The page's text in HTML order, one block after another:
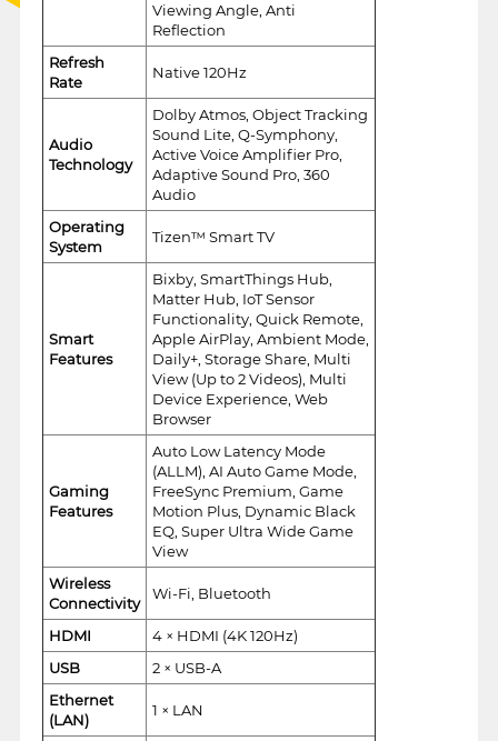
Viewing Angle, Anti
Reflection
Refresh
Rate
Native 120Hz
Audio
Technology
Dolby Atmos, Object Tracking
Sound Lite, Q-Symphony,
Active Voice Amplifier Pro,
Adaptive Sound Pro, 360
Audio
Operating
System
Tizen™ Smart TV
Smart
Features
Bixby, SmartThings Hub,
Matter Hub, IoT Sensor
Functionality, Quick Remote,
Apple AirPlay, Ambient Mode,
Daily+, Storage Share, Multi
View (Up to 2 Videos), Multi
Device Experience, Web
Browser
Gaming
Features
Auto Low Latency Mode
(ALLM), AI Auto Game Mode,
FreeSync Premium, Game
Motion Plus, Dynamic Black
EQ, Super Ultra Wide Game
View
Wireless
Connectivity
Wi-Fi, Bluetooth
HDMI
4 × HDMI (4K 120Hz)
USB
2 × USB-A
Ethernet
(LAN)
1 × LAN